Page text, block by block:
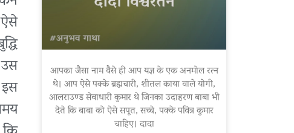
आपका जैसा नाम वैसे ही आप यज्ञ के एक अनमोल रत्न
थे। आप ऐसे पक्के ब्रह्मचारी, शीतल काया वाले योगी,
आलराउण्ड सेवाधारी कुमार थे जिनका उदाहरण बाबा भी
देते कि बाबा को ऐसे सपूत, सच्चे, पक्के पवित्र कुमार
चाहिए। दादा